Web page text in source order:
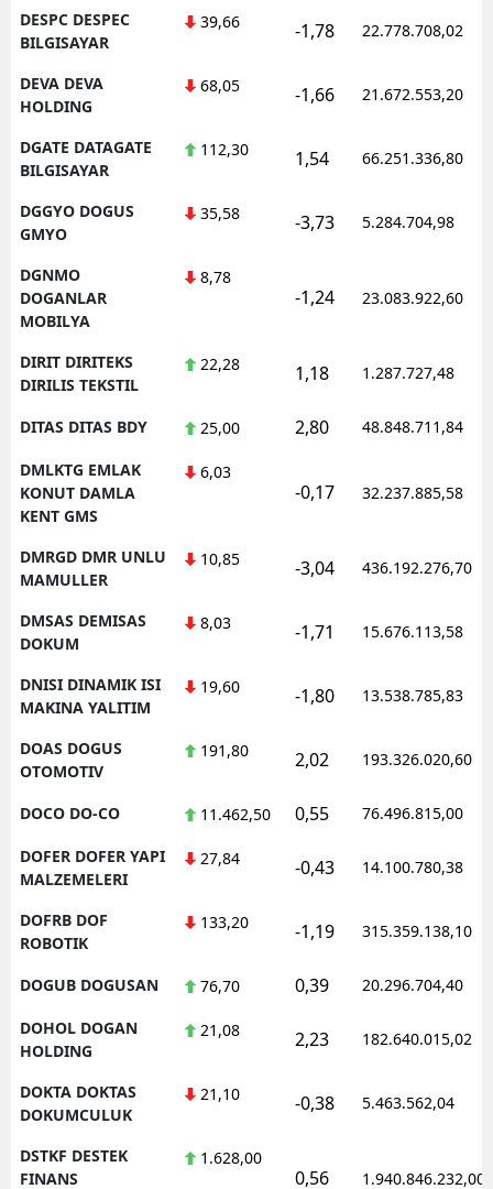
DESPC DESPEC
BILGISAYAR
39,66 -1,78 22.778.708,02
DEVA DEVA
HOLDING
68,05 -1,66 21.672.553,20
DGATE DATAGATE
BILGISAYAR
112,30 1,54 66.251.336,80
DGGYO DOGUS
GMYO
35,58 -3,73 5.284.704,98
DGNMO
DOGANLAR
MOBILYA
8,78
-1,24 23.083.922,60
DIRIT DIRITEKS
DIRILIS TEKSTIL
22,28 1,18 1.287.727,48
DITAS DITAS BDY 25,00 2,80 48.848.711,84
DMLKTG EMLAK
KONUT DAMLA
KENT GMS
6,03
-0,17 32.237.885,58
DMRGD DMR UNLU
MAMULLER
10,85 -3,04 436.192.276,70
DMSAS DEMISAS
DOKUM
8,03 -1,71 15.676.113,58
DNISI DINAMIK ISI
MAKINA YALITIM
19,60 -1,80 13.538.785,83
DOAS DOGUS
OTOMOTIV
191,80 2,02 193.326.020,60
DOCO DO-CO 11.462,50 0,55 76.496.815,00
DOFER DOFER YAPI
MALZEMELERI
27,84 -0,43 14.100.780,38
DOFRB DOF
ROBOTIK
133,20 -1,19 315.359.138,10
DOGUB DOGUSAN 76,70 0,39 20.296.704,40
DOHOL DOGAN
HOLDING
21,08 2,23 182.640.015,02
DOKTA DOKTAS
DOKUMCULUK
21,10 -0,38 5.463.562,04
DSTKF DESTEK
FINANS
1.628,00
0,56 1.940.846.232,00